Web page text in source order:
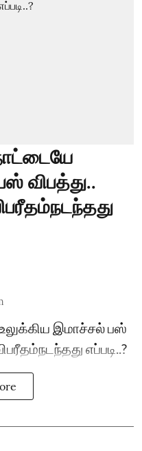
விபத்து..
இமாச்சல் பஸ்
எப்படி..?